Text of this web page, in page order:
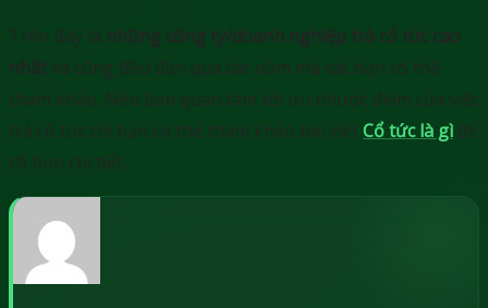
Trên đây là những công ty/doanh nghiệp trả cổ tức cao
nhất và cũng đều đặn qua các năm mà các bạn có thể
tham khảo. Nếu bạn quan tâm tới ưu nhược điểm của việc
trả cổ tức thì bạn có thể tham khảo bài viết Cổ tức là gì để
rõ hơn chi tiết.